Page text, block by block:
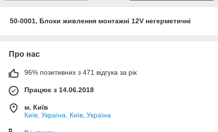
50-0001, Блоки живлення монтажні 12V негерметичні
Про нас
96% позитивних з 471 відгука за рік
Працює з 14.06.2018
м. Київ
Київ, Україна, Київ, Україна